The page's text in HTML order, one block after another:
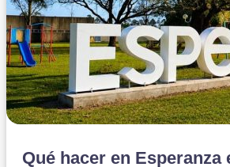
Qué hacer en Esperanza